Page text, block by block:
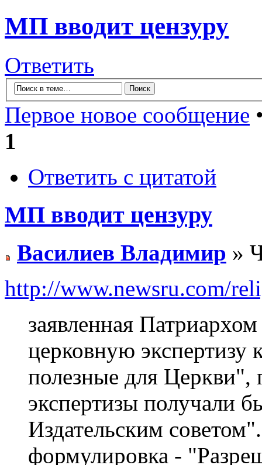
МП вводит цензуру
Ответить
Первое новое сообщение
1
Ответить с цитатой
МП вводит цензуру
Василиев Владимир »
http://www.newsru.com/
заявленная
церковную экспертизу
полезные для Церкви",
экспертизы получали
Издательским
формулировка -